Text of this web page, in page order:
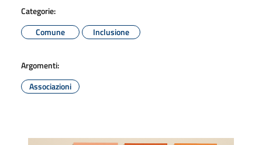
Categorie:
Comune
Inclusione
Argomenti:
Associazioni